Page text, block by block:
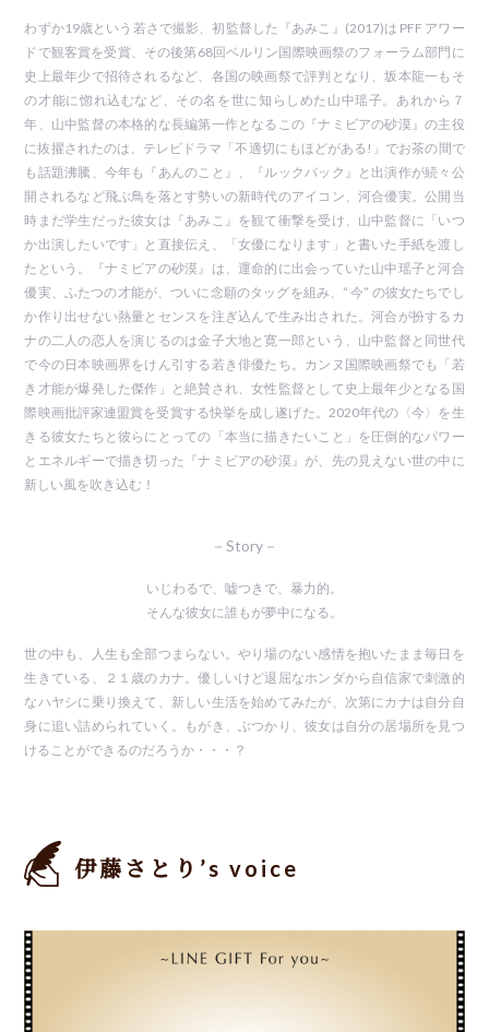
わずか19歳という若さで撮影、初監督した『あみこ』(2017)は PFF アワー
ドで観客賞を受賞、その後第68回ベルリン国際映画祭のフォーラム部門に
史上最年少で招待されるなど、各国の映画祭で評判となり、坂本龍一もそ
の才能に惚れ込むなど、その名を世に知らしめた山中瑶子。あれから７
年、山中監督の本格的な長編第一作となるこの『ナミビアの砂漠』の主役
に抜擢されたのは、テレビドラマ「不適切にもほどがある!」でお茶の間で
も話題沸騰、今年も『あんのこと』、『ルックバック』と出演作が続々公
開されるなど飛ぶ鳥を落とす勢いの新時代のアイコン、河合優実。公開当
時まだ学生だった彼女は『あみこ』を観て衝撃を受け、山中監督に「いつ
か出演したいです」と直接伝え、「女優になります」と書いた手紙を渡し
たという。『ナミビアの砂漠』は、運命的に出会っていた山中瑶子と河合
優実、ふたつの才能が、ついに念願のタッグを組み、“ 今” の彼女たちでし
か作り出せない熱量とセンスを注ぎ込んで生み出された。河合が扮するカ
ナの二人の恋人を演じるのは金子大地と寛一郎という、山中監督と同世代
で今の日本映画界をけん引する若き俳優たち。カンヌ国際映画祭でも「若
き才能が爆発した傑作」と絶賛され、女性監督として史上最年少となる国
際映画批評家連盟賞を受賞する快挙を成し遂げた。2020年代の〈今〉を生
きる彼女たちと彼らにとっての「本当に描きたいこと」を圧倒的なパワー
とエネルギーで描き切った『ナミビアの砂漠』が、先の見えない世の中に
新しい風を吹き込む！
－Story－
いじわるで、嘘つきで、暴力的。
そんな彼女に誰もが夢中になる。
世の中も、人生も全部つまらない。やり場のない感情を抱いたまま毎日を
生きている、２１歳のカナ。優しいけど退屈なホンダから自信家で刺激的
なハヤシに乗り換えて、新しい生活を始めてみたが、次第にカナは自分自
身に追い詰められていく。もがき、ぶつかり、彼女は自分の居場所を見つ
けることができるのだろうか・・・？
伊藤さとり’s voice